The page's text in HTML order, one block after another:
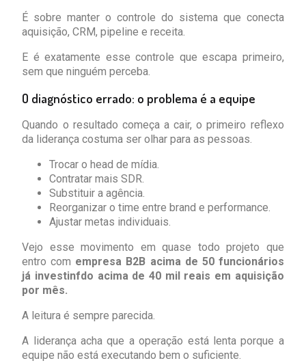
É sobre manter o controle do sistema que conecta
aquisição, CRM, pipeline e receita.
E é exatamente esse controle que escapa primeiro,
sem que ninguém perceba.
O diagnóstico errado: o problema é a equipe
Quando o resultado começa a cair, o primeiro reflexo
da liderança costuma ser olhar para as pessoas.
Trocar o head de mídia.
Contratar mais SDR.
Substituir a agência.
Reorganizar o time entre brand e performance.
Ajustar metas individuais.
Vejo esse movimento em quase todo projeto que
entro com empresa B2B acima de 50 funcionários
já investinfdo acima de 40 mil reais em aquisição
por mês.
A leitura é sempre parecida.
A liderança acha que a operação está lenta porque a
equipe não está executando bem o suficiente.